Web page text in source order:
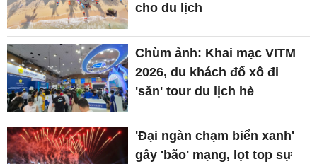
cho du lịch
Chùm ảnh: Khai mạc VITM
2026, du khách đổ xô đi
'săn' tour du lịch hè
'Đại ngàn chạm biển xanh'
gây 'bão' mạng, lọt top sự